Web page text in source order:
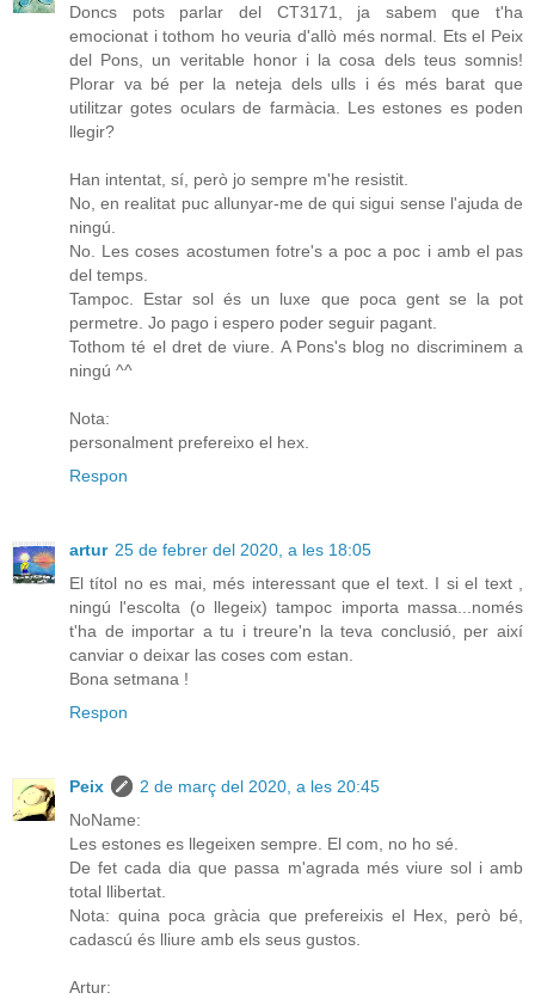
Doncs pots parlar del CT3171, ja sabem que t'ha
emocionat i tothom ho veuria d'allò més normal. Ets el Peix
del Pons, un veritable honor i la cosa dels teus somnis!
Plorar va bé per la neteja dels ulls i és més barat que
utilitzar gotes oculars de farmàcia. Les estones es poden
llegir?
Han intentat, sí, però jo sempre m'he resistit.
No, en realitat puc allunyar-me de qui sigui sense l'ajuda de
ningú.
No. Les coses acostumen fotre's a poc a poc i amb el pas
del temps.
Tampoc. Estar sol és un luxe que poca gent se la pot
permetre. Jo pago i espero poder seguir pagant.
Tothom té el dret de viure. A Pons's blog no discriminem a
ningú ^^
Nota:
personalment prefereixo el hex.
Respon
artur 25 de febrer del 2020, a les 18:05
El títol no es mai, més interessant que el text. I si el text ,
ningú l'escolta (o llegeix) tampoc importa massa...només
t'ha de importar a tu i treure'n la teva conclusió, per així
canviar o deixar las coses com estan.
Bona setmana !
Respon
Peix
2 de març del 2020, a les 20:45
NoName:
Les estones es llegeixen sempre. El com, no ho sé.
De fet cada dia que passa m'agrada més viure sol i amb
total llibertat.
Nota: quina poca gràcia que prefereixis el Hex, però bé,
cadascú és lliure amb els seus gustos.
Artur: